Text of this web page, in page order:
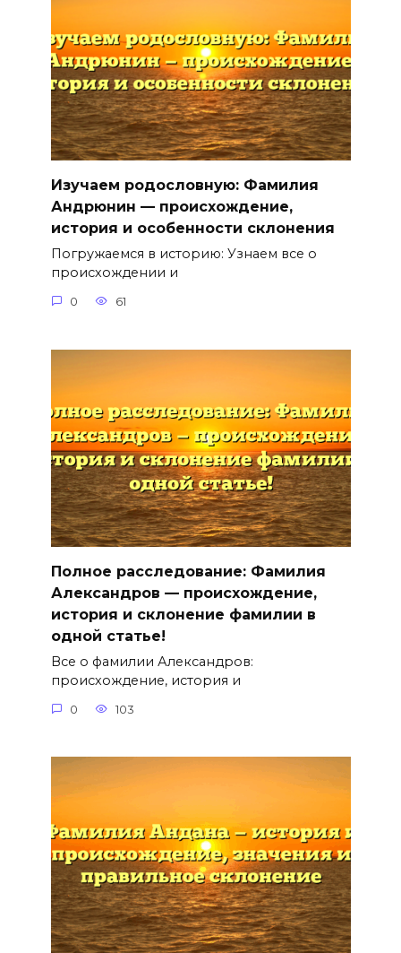
Изучаем родословную: Фамилия
Андрюнин — происхождение,
история и особенности склонения
Погружаемся в историю: Узнаем все о
происхождении и
0 61
Полное расследование: Фамилия
Александров — происхождение,
история и склонение фамилии в
одной статье!
Все о фамилии Александров:
происхождение, история и
0 103